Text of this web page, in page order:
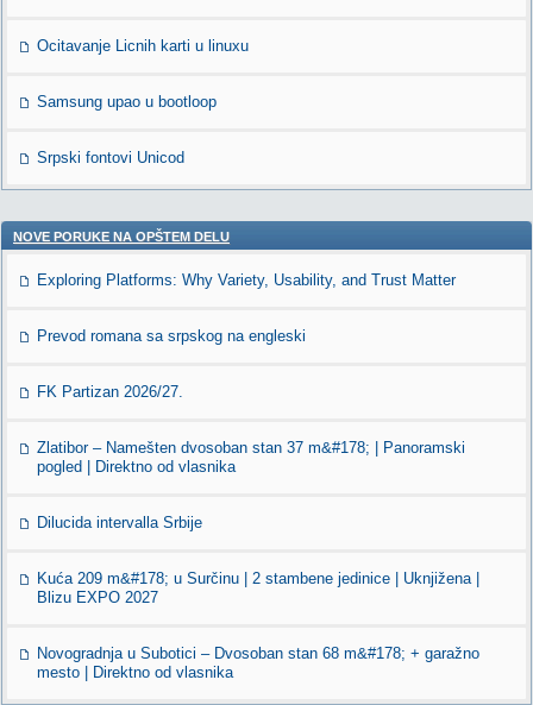
Ocitavanje Licnih karti u linuxu
Samsung upao u bootloop
Srpski fontovi Unicod
NOVE PORUKE NA OPŠTEM DELU
Exploring Platforms: Why Variety, Usability, and Trust Matter
Prevod romana sa srpskog na engleski
FK Partizan 2026/27.
Zlatibor – Namešten dvosoban stan 37 m&#178; | Panoramski
pogled | Direktno od vlasnika
Dilucida intervalla Srbije
Kuća 209 m&#178; u Surčinu | 2 stambene jedinice | Uknjižena |
Blizu EXPO 2027
Novogradnja u Subotici – Dvosoban stan 68 m&#178; + garažno
mesto | Direktno od vlasnika